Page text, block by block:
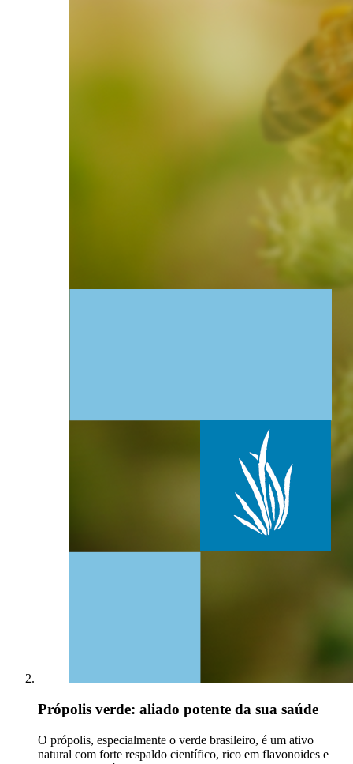
Própolis verde: aliado potente da sua saúde
O própolis, especialmente o verde brasileiro, é um ativo
natural com forte respaldo científico, rico em flavonoides e